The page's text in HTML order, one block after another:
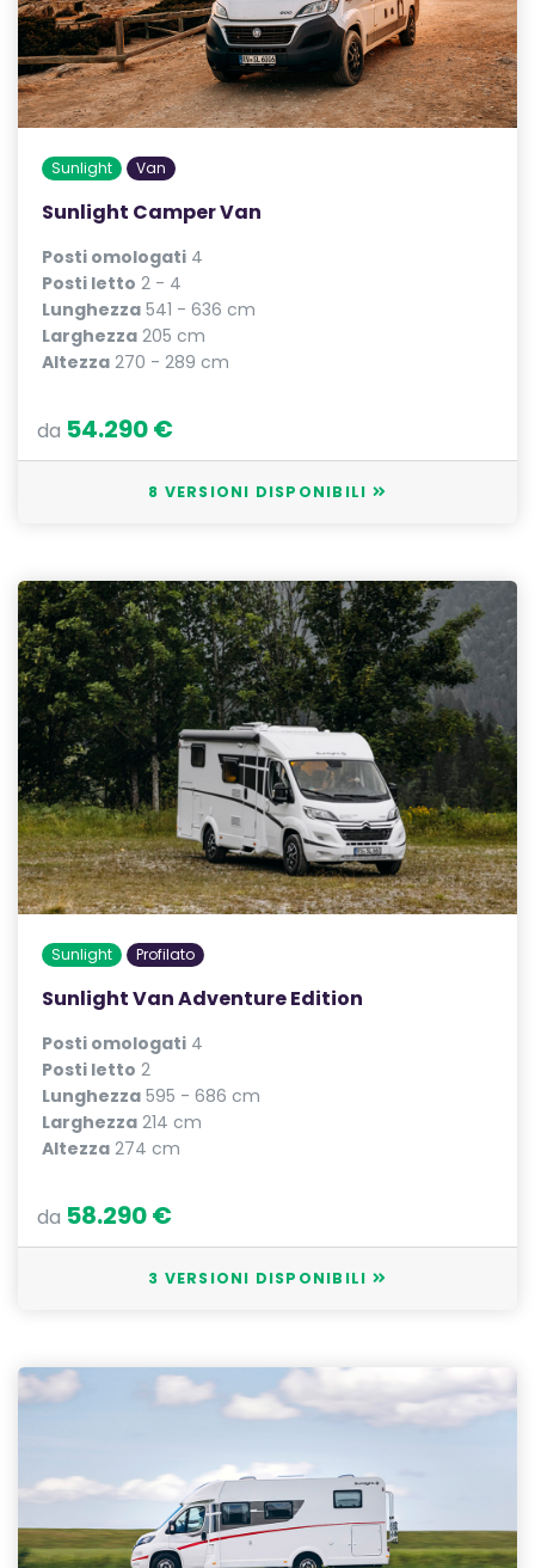
Sunlight Van
Sunlight Camper Van
Posti omologati 4
Posti letto 2 - 4
Lunghezza 541 - 636 cm
Larghezza 205 cm
Altezza 270 - 289 cm
da 54.290 €
8 VERSIONI DISPONIBILI
Sunlight Profilato
Sunlight Van Adventure Edition
Posti omologati 4
Posti letto 2
Lunghezza 595 - 686 cm
Larghezza 214 cm
Altezza 274 cm
da 58.290 €
3 VERSIONI DISPONIBILI